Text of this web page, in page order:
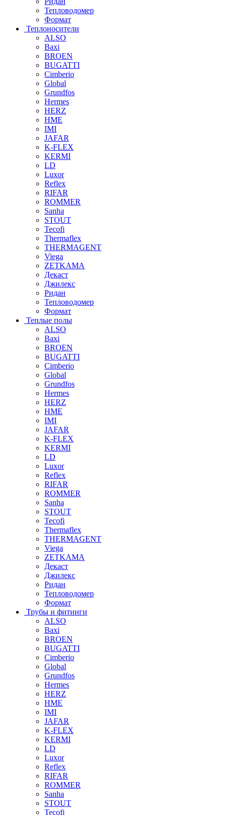
Тепловодомер
Формат
Теплоносители
ALSO
Baxi
BROEN
BUGATTI
Cimberio
Global
Grundfos
Hermes
HERZ
HME
IMI
JAFAR
K-FLEX
KERMI
LD
Luxor
Reflex
RIFAR
ROMMER
Sanha
STOUT
Tecofi
Thermaflex
THERMAGENT
Viega
ZETKAMA
Декаст
Джилекс
Ридан
Тепловодомер
Формат
Теплые полы
ALSO
Baxi
BROEN
BUGATTI
Cimberio
Global
Grundfos
Hermes
HERZ
HME
IMI
JAFAR
K-FLEX
KERMI
LD
Luxor
Reflex
RIFAR
ROMMER
Sanha
STOUT
Tecofi
Thermaflex
THERMAGENT
Viega
ZETKAMA
Декаст
Джилекс
Ридан
Тепловодомер
Формат
Трубы и фитинги
ALSO
Baxi
BROEN
BUGATTI
Cimberio
Global
Grundfos
Hermes
HERZ
HME
IMI
JAFAR
K-FLEX
KERMI
LD
Luxor
Reflex
RIFAR
ROMMER
Sanha
STOUT
Tecofi